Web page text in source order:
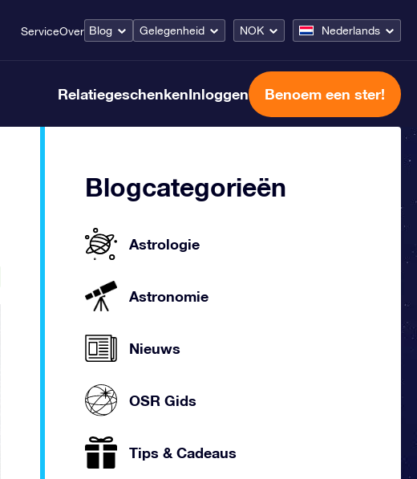
ServiceOver Blog Gelegenheid NOK Nederlands
RelatiegeschenkenInloggen Benoem een ster!
Blogcategorieën
Astrologie
Astronomie
Nieuws
OSR Gids
Tips & Cadeaus